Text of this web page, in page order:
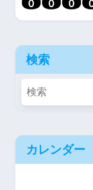
検索
カレンダー